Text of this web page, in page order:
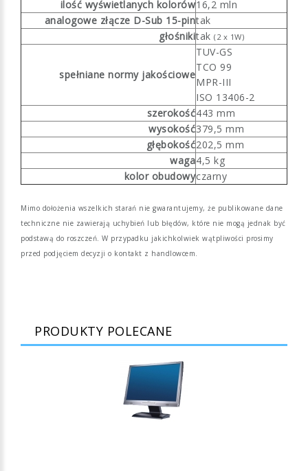
ilość wyświetlanych kolorów16,2 mln
analogowe złącze D-Sub 15-pintak
głośnikitak (2 x 1W)
spełniane normy jakościowe
TUV-GS
TCO 99
MPR-III
ISO 13406-2
szerokość443 mm
wysokość379,5 mm
głębokość202,5 mm
waga4,5 kg
kolor obudowyczarny
Mimo dołożenia wszelkich starań nie gwarantujemy, że publikowane dane
techniczne nie zawierają uchybień lub błędów, które nie mogą jednak być
podstawą do roszczeń. W przypadku jakichkolwiek wątpliwości prosimy
przed podjęciem decyzji o kontakt z handlowcem.
PRODUKTY POLECANE